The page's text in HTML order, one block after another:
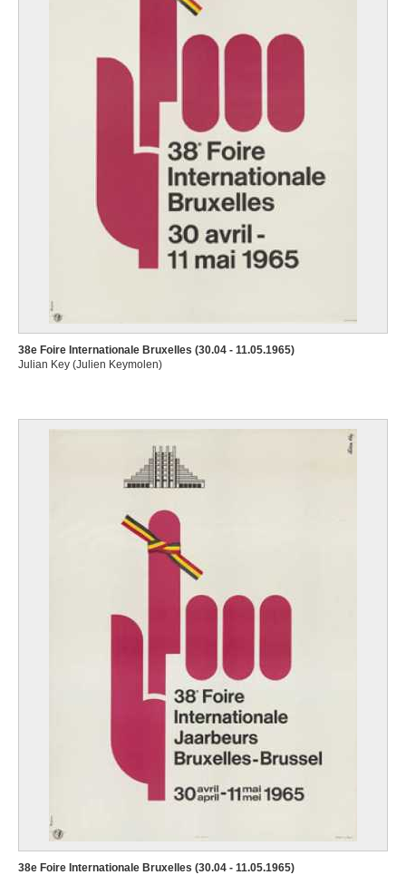
38e Foire Internationale Bruxelles (30.04 - 11.05.1965)
Julian Key (Julien Keymolen)
38e Foire Internationale Bruxelles (30.04 - 11.05.1965)